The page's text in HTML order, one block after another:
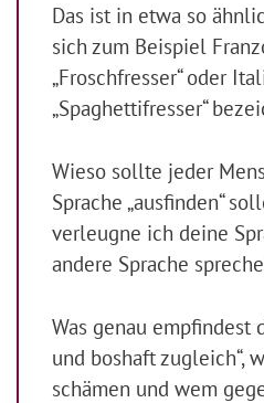
Das ist in etwa so
sich zum Beispiel
„Froschfresser“ oder
„Spaghettifresser“
Wieso sollte jeder
Sprache „ausfinden“
verleugne ich deine
andere Sprache
Was genau empfindest
und boshaft zugleich“,
schämen und wem